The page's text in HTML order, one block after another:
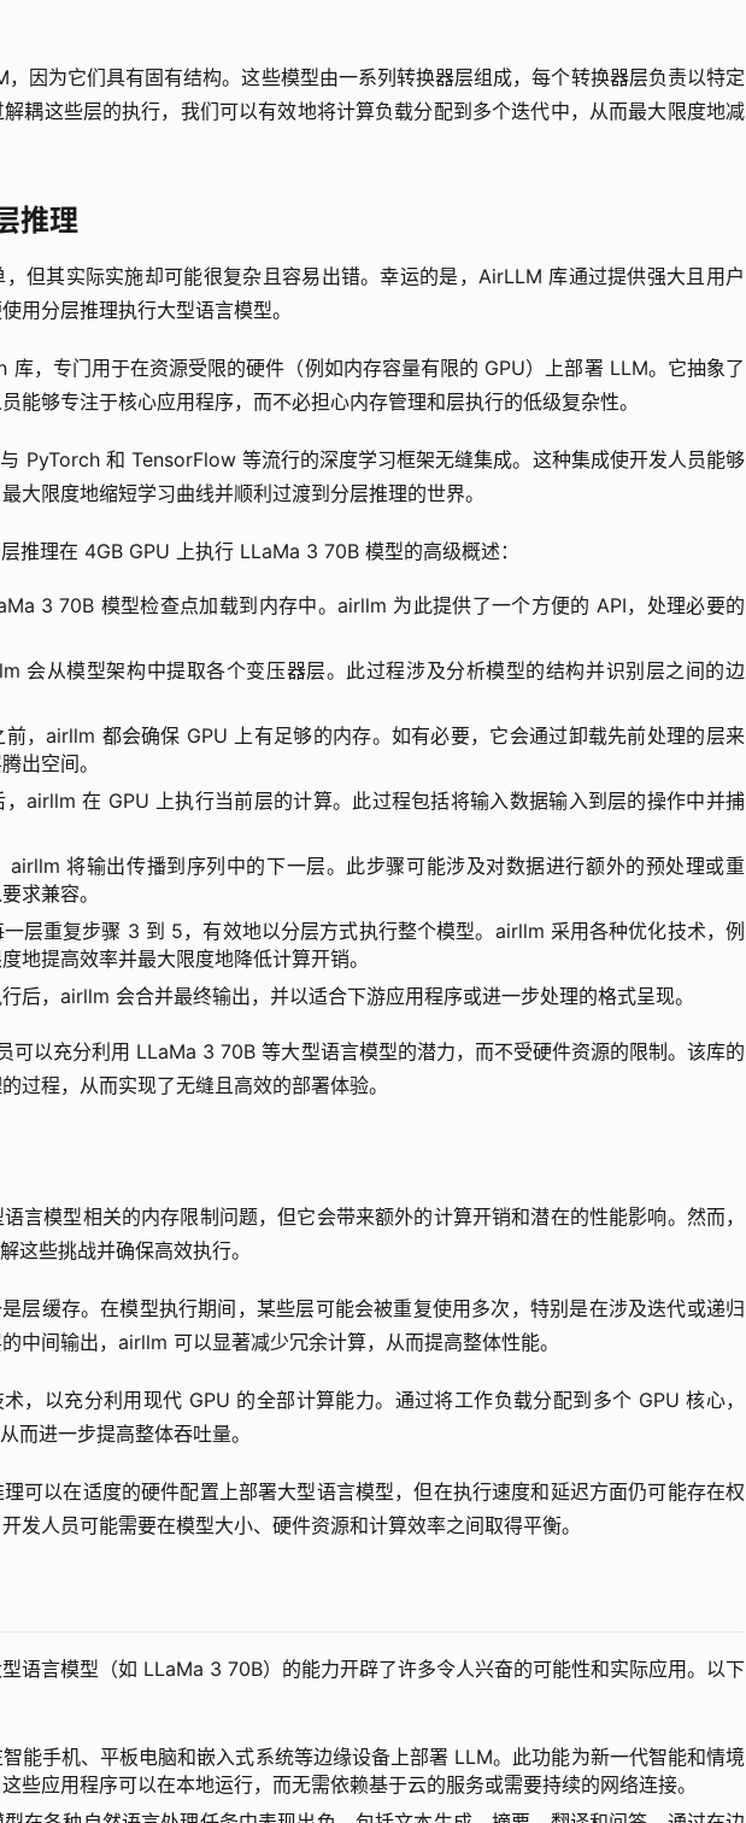
因为它们具有固有结构。这些模型由一系列转换器层组成，每个转换器层负责以特定
耦这些层的执行，我们可以有效地将计算负载分配到多个迭代中，从而最大限度地减
推理
但其实际实施却可能很复杂且容易出错。幸运的是，AirLLM 库通过提供强大且用户
用分层推理执行大型语言模型。
，专门用于在资源受限的硬件（例如内存容量有限的 GPU）上部署 LLM。它抽象了
能够专注于核心应用程序，而不必担心内存管理和层执行的低级复杂性。
PyTorch 和 TensorFlow 等流行的深度学习框架无缝集成。这种集成使开发人员能够
大限度地缩短学习曲线并顺利过渡到分层推理的世界。
推理在 4GB GPU 上执行 LLaMa 3 70B 模型的高级概述：
3 70B 模型检查点加载到内存中。airllm 为此提供了一个方便的 API，处理必要的
会从模型架构中提取各个变压器层。此过程涉及分析模型的结构并识别层之间的边
前，airllm 都会确保 GPU 上有足够的内存。如有必要，它会通过卸载先前处理的层来
出空间。
airllm 在 GPU 上执行当前层的计算。此过程包括将输入数据输入到层的操作中并捕
airllm 将输出传播到序列中的下一层。此步骤可能涉及对数据进行额外的预处理或重
求兼容。
层重复步骤 3 到 5，有效地以分层方式执行整个模型。airllm 采用各种优化技术，例
地提高效率并最大限度地降低计算开销。
后，airllm 会合并最终输出，并以适合下游应用程序或进一步处理的格式呈现。
可以充分利用 LLaMa 3 70B 等大型语言模型的潜力，而不受硬件资源的限制。该库的
过程，从而实现了无缝且高效的部署体验。
言模型相关的内存限制问题，但它会带来额外的计算开销和潜在的性能影响。然而，
这些挑战并确保高效执行。
层缓存。在模型执行期间，某些层可能会被重复使用多次，特别是在涉及迭代或递归
中间输出，airllm 可以显著减少冗余计算，从而提高整体性能。
，以充分利用现代 GPU 的全部计算能力。通过将工作负载分配到多个 GPU 核心，
而进一步提高整体吞吐量。
可以在适度的硬件配置上部署大型语言模型，但在执行速度和延迟方面仍可能存在权
发人员可能需要在模型大小、硬件资源和计算效率之间取得平衡。
语言模型（如 LLaMa 3 70B）的能力开辟了许多令人兴奋的可能性和实际应用。以下
能手机、平板电脑和嵌入式系统等边缘设备上部署 LLM。此功能为新一代智能和情境
些应用程序可以在本地运行，而无需依赖基于云的服务或需要持续的网络连接。